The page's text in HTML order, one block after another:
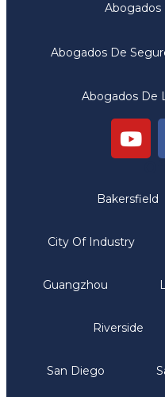
Abogados
Abogados De
Abogados De
Bakersfield
City Of Industry
Guangzhou
Riverside
San Diego